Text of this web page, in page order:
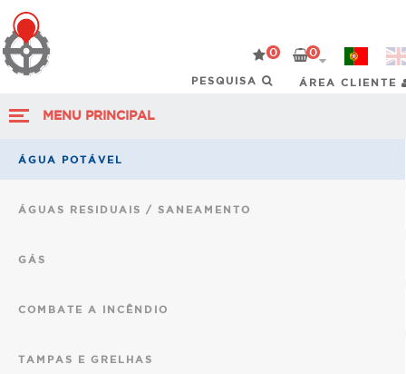
0 0
ÁREA CLIENTE
MENU PRINCIPAL
ÁGUA POTÁVEL
ÁGUAS RESIDUAIS / SANEAMENTO
GÁS
COMBATE A INCÊNDIO
TAMPAS E GRELHAS